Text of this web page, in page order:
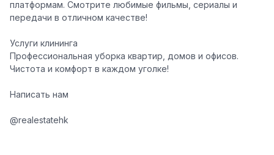
платформам. Смотрите любимые фильмы, сериалы и
передачи в отличном качестве!
Услуги клининга
Профессиональная уборка квартир, домов и офисов.
Чистота и комфорт в каждом уголке!
Написать нам
@realestatehk